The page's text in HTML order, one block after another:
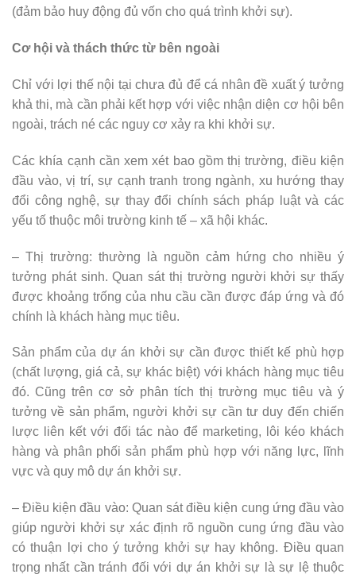
(đảm bảo huy động đủ vốn cho quá trình khởi sự).
Cơ hội và thách thức từ bên ngoài
Chỉ với lợi thế nội tại chưa đủ để cá nhân đề xuất ý tưởng
khả thi, mà cần phải kết hợp với việc nhận diện cơ hội bên
ngoài, trách né các nguy cơ xảy ra khi khởi sự.
Các khía cạnh cần xem xét bao gồm thị trường, điều kiện
đầu vào, vị trí, sự cạnh tranh trong ngành, xu hướng thay
đổi công nghệ, sự thay đổi chính sách pháp luật và các
yếu tố thuộc môi trường kinh tế – xã hội khác.
– Thị trường: thường là nguồn cảm hứng cho nhiều ý
tưởng phát sinh. Quan sát thị trường người khởi sự thấy
được khoảng trống của nhu cầu cần được đáp ứng và đó
chính là khách hàng mục tiêu.
Sản phẩm của dự án khởi sự cần được thiết kế phù hợp
(chất lượng, giá cả, sự khác biệt) với khách hàng mục tiêu
đó. Cũng trên cơ sở phân tích thị trường mục tiêu và ý
tưởng về sản phẩm, người khởi sự cần tư duy đến chiến
lược liên kết với đối tác nào để marketing, lôi kéo khách
hàng và phân phối sản phẩm phù hợp với năng lực, lĩnh
vực và quy mô dự án khởi sự.
– Điều kiện đầu vào: Quan sát điều kiện cung ứng đầu vào
giúp người khởi sự xác định rõ nguồn cung ứng đầu vào
có thuận lợi cho ý tưởng khởi sự hay không. Điều quan
trọng nhất cần tránh đối với dự án khởi sự là sự lệ thuộc